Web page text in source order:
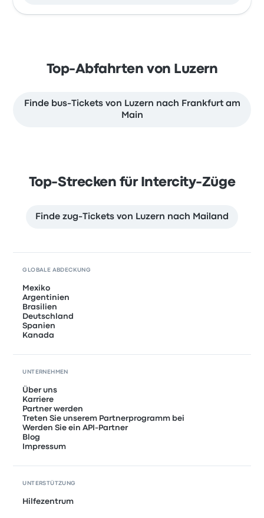
Top-Abfahrten von Luzern
Finde bus-Tickets von Luzern nach Frankfurt am
Main
Top-Strecken für Intercity-Züge
Finde zug-Tickets von Luzern nach Mailand
GLOBALE ABDECKUNG
Mexiko
Argentinien
Brasilien
Deutschland
Spanien
Kanada
UNTERNEHMEN
Über uns
Karriere
Partner werden
Treten Sie unserem Partnerprogramm bei
Werden Sie ein API-Partner
Blog
Impressum
UNTERSTÜTZUNG
Hilfezentrum